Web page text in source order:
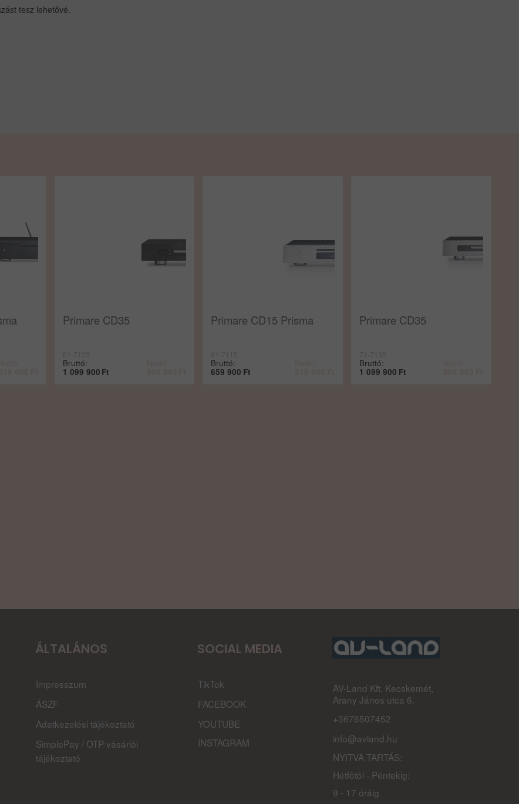
tesz lehetővé.
Primare CD35
Bruttó:
1 099 900 Ft
Primare CD15 Prisma
Bruttó:
659 900 Ft
Primare CD35
Bruttó:
1 099 900 Ft
ÁLTALÁNOS
Impresszum
ÁSZF
Adatkezelési tájékoztató
SimplePay / OTP vásárlói
tájékoztató
SOCIAL MEDIA
TikTok
FACEBOOK
YOUTUBE
INSTAGRAM
AV-Land Kft. Kecskemét,
Arany János utca 6.
+3676507452
info@avland.hu
NYITVA TARTÁS:
Hétfõtõl - Péntekig:
9 - 17 óráig